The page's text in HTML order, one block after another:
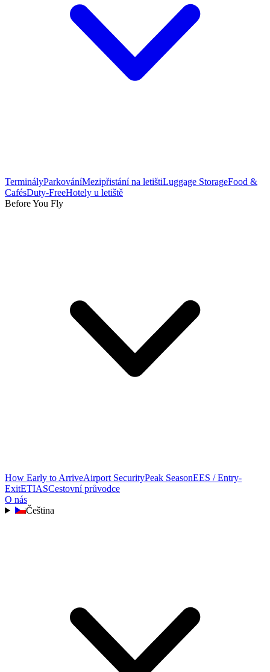
TerminályParkováníMezipřistání na letištiLuggage StorageFood &
CafésDuty-FreeHotely u letiště
Before You Fly
How Early to ArriveAirport SecurityPeak SeasonEES / Entry-
ExitETIASCestovní průvodce
O nás
Čeština